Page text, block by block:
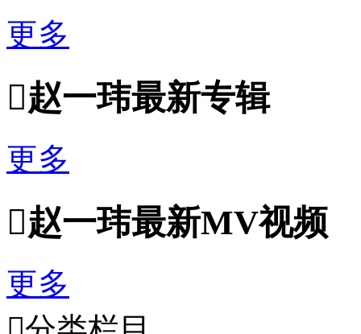
更多
赵一玮最新专辑
更多
赵一玮最新MV视频
更多